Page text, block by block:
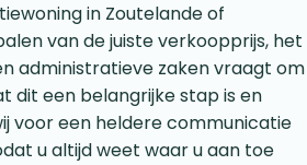
in Zoutelande of
van de juiste verkoopprijs, het
administratieve zaken vraagt om
dit een belangrijke stap is en
voor een heldere communicatie
u altijd weet waar u aan toe